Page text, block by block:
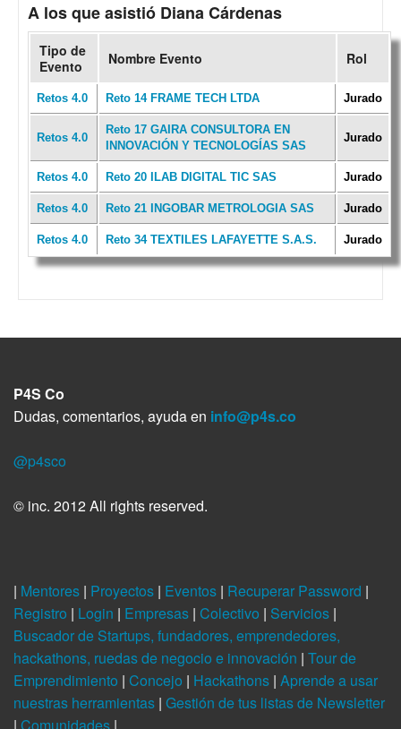
A los que asistió Diana Cárdenas
Tipo de
Evento
Nombre Evento Rol
Retos 4.0 Reto 14 FRAME TECH LTDA Jurado
Retos 4.0
Reto 17 GAIRA CONSULTORA EN
INNOVACIÓN Y TECNOLOGÍAS SAS
Jurado
Retos 4.0 Reto 20 ILAB DIGITAL TIC SAS Jurado
Retos 4.0 Reto 21 INGOBAR METROLOGIA SAS Jurado
Retos 4.0 Reto 34 TEXTILES LAFAYETTE S.A.S. Jurado
P4S Co
Dudas, comentarios, ayuda en info@p4s.co
@p4sco
© inc. 2012 All rights reserved.
| Mentores | Proyectos | Eventos | Recuperar Password |
Registro | Login | Empresas | Colectivo | Servicios |
Buscador de Startups, fundadores, emprendedores,
hackathons, ruedas de negocio e innovación | Tour de
Emprendimiento | Concejo | Hackathons | Aprende a usar
nuestras herramientas | Gestión de tus listas de Newsletter